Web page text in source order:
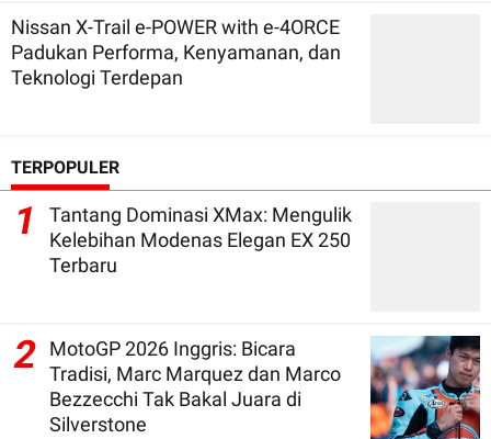
Nissan X-Trail e-POWER with e-4ORCE
Padukan Performa, Kenyamanan, dan
Teknologi Terdepan
TERPOPULER
1
Tantang Dominasi XMax: Mengulik
Kelebihan Modenas Elegan EX 250
Terbaru
2
MotoGP 2026 Inggris: Bicara
Tradisi, Marc Marquez dan Marco
Bezzecchi Tak Bakal Juara di
Silverstone